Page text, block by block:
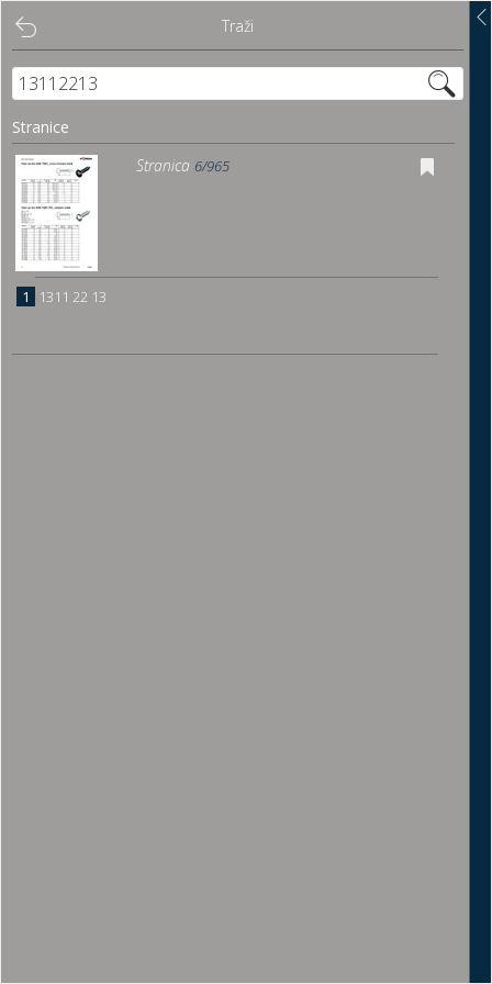
Traži
Sadržaj
Pregled
Istakni poveznice
Preuzmi
Traži
Stranice
Stranica 6/965
1 1311 22 13